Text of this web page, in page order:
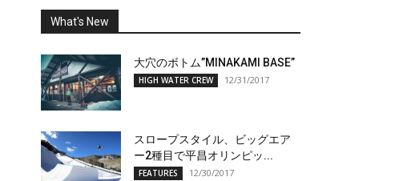
What's New
大穴のボトム”MINAKAMI BASE”
HIGH WATER CREW 12/31/2017
スロープスタイル、ビッグエア
ー2種目で平昌オリンピッ...
FEATURES 12/30/2017